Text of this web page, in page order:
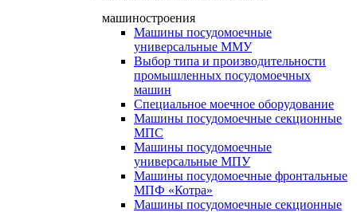
машиностроения
Машины посудомоечные
универсальные ММУ
Выбор типа и производительности
промышленных посудомоечных
машин
Специальное моечное оборудование
Машины посудомоечные секционные
МПС
Машины посудомоечные
универсальные МПУ
Машины посудомоечные фронтальные
МПФ «Котра»
Машины посудомоечные секционные